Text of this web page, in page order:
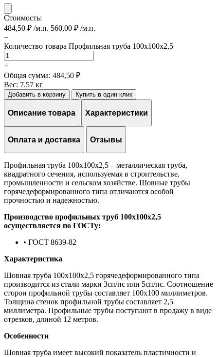
Стоимость:
484,50 ₽ /м.п. 560,00 ₽ /м.п.
−
Количество товара Профильная труба 100х100х2,5
+
Общая сумма: 484,50 ₽
Вес: 7.57 кг
Добавить в корзину Купить в один клик
Описание товара Характеристики
Оплата и доставка Отзывы
Профильная труба 100х100х2,5 – металлическая труба,
квадратного сечения, используемая в строительстве,
промышленности и сельском хозяйстве. Шовные трубы
горячедеформированного типа отличаются особой
прочностью и надежностью.
Производство профильных труб 100х100х2,5
осуществляется по ГОСТу:
• ГОСТ 8639-82
Характеристика
Шовная труба 100х100х2,5 горячедеформированного типа
производится из стали марки 3сп/пс или 5сп/пс. Соотношение
сторон профильной трубы составляет 100х100 миллиметров.
Толщина стенок профильной трубы составляет 2,5
миллиметра. Профильные трубы поступают в продажу в виде
отрезков, длиной 12 метров.
Особенности
Шовная труба имеет высокий показатель пластичности и